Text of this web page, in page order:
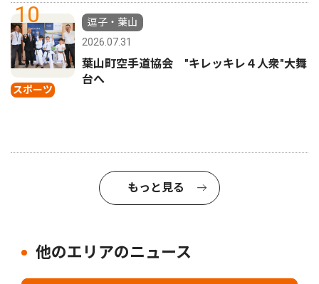
10
スポーツ
逗子・葉山
2026.07.31
葉山町空手道協会 "キレッキレ４人衆"大舞
台へ
もっと見る
他のエリアのニュース